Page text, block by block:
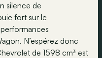
silence de
fort sur le
N’espérez donc
de 1598 cm³ est